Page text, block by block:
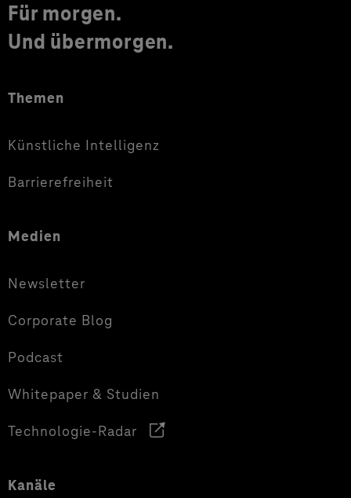
Für morgen.
Und übermorgen.
Themen
Künstliche Intelligenz
Barrierefreiheit
Medien
Newsletter
Corporate Blog
Podcast
Whitepaper & Studien
Technologie-Radar
Kanäle